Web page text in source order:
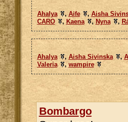
Ahalya ,Aife ,Aisha
CARO
, Kaena , Nyna ,
Ahalya , Aisha Sivinska ,
Valeria
,wampire
Bombargo